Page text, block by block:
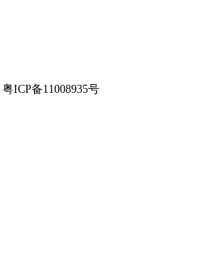
粤ICP备11008935号